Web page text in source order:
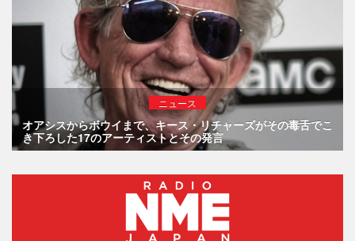
ニュース
オアシスからボウイまで、キース・リチャーズがその毒舌でこ
き下ろした17のアーティストとその発言